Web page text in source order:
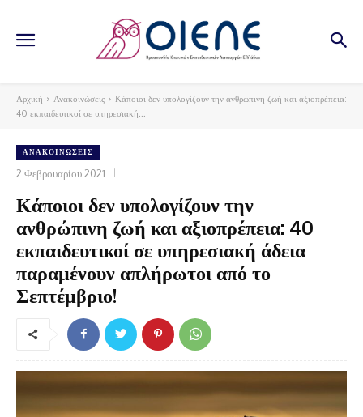
Αρχική Ανακοινώσεις
Κάποιοι δεν υπολογίζουν την ανθρώπινη ζωή και αξιοπρέπεια:
40 εκπαιδευτικοί σε υπηρεσιακή...
ΑΝΑΚΟΙΝΏΣΕΙΣ
2 Φεβρουαρίου 2021
Κάποιοι δεν υπολογίζουν την
ανθρώπινη ζωή και αξιοπρέπεια: 40
εκπαιδευτικοί σε υπηρεσιακή άδεια
παραμένουν απλήρωτοι από το
Σεπτέμβριο!